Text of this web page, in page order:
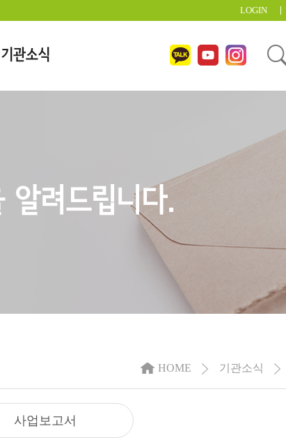
LOGIN
기관소식
알려드립니다.
HOME 기관소식
사업보고서